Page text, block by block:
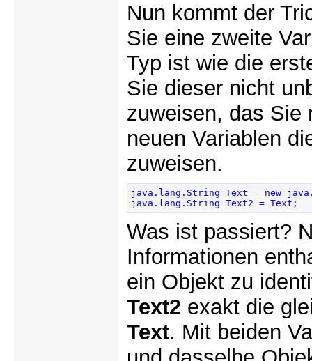
Nun kommt der
Sie eine zweite
Typ ist wie die
Sie dieser nicht
zuweisen, das
neuen Variablen
zuweisen.
java.lang.String Text = new
java.lang.String Text2 = Text;
Was ist passiert?
Informationen
ein Objekt zu
Text2 exakt die
Text. Mit beiden